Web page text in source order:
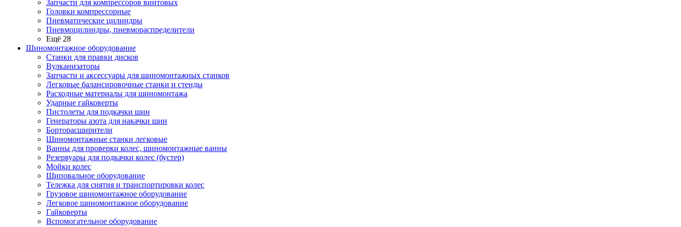
Запчасти для компрессоров винтовых
Головки компрессорные
Пневматические цилиндры
Пневмоцилиндры, пневмораспределители
Ещё 28
Шиномонтажное оборудование
Станки для правки дисков
Вулканизаторы
Запчасти и аксессуары для шиномонтажных станков
Легковые балансировочные станки и стенды
Расходные материалы для шиномонтажа
Ударные гайковерты
Пистолеты для подкачки шин
Генераторы азота для накачки шин
Борторасширители
Шиномонтажные станки легковые
Ванны для проверки колес, шиномонтажные ванны
Резервуары для подкачки колес (бустер)
Мойки колес
Шиповальное оборудование
Тележка для снятия и транспортировки колес
Грузовое шиномонтажное оборудование
Легковое шиномонтажное оборудование
Гайковерты
Вспомогательное оборудование